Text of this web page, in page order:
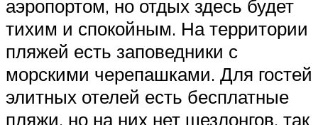
аэропортом, но отдых здесь будет
тихим и спокойным. На территории
пляжей есть заповедники с
морскими черепашками. Для гостей
элитных отелей есть бесплатные
пляжи, но на них нет шезлонгов, так